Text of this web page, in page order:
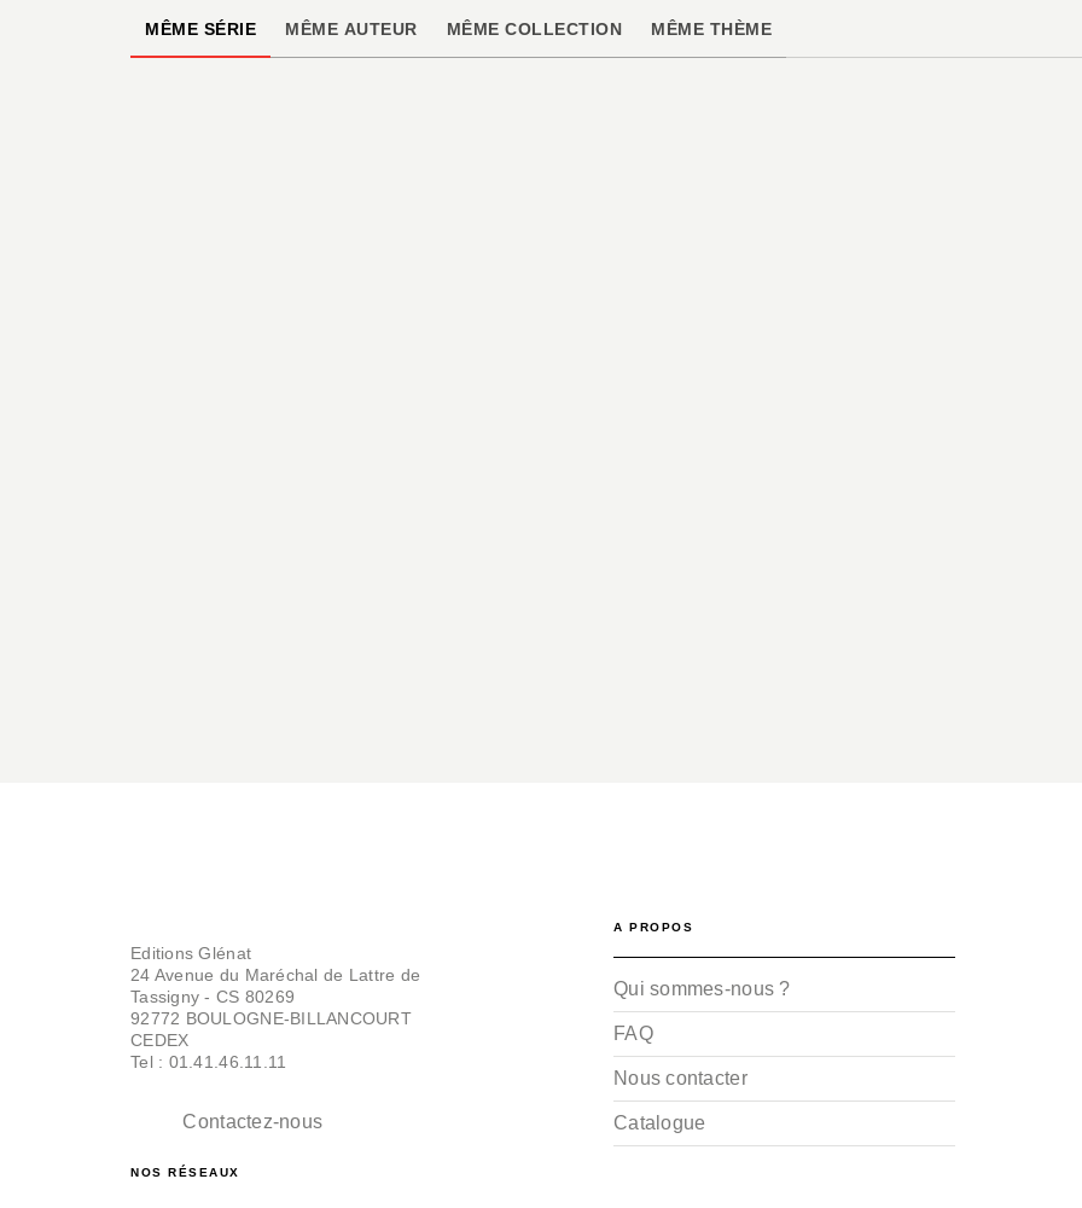
MÊME SÉRIE MÊME AUTEUR MÊME COLLECTION MÊME THÈME
Editions Glénat
24 Avenue du Maréchal de Lattre de
Tassigny - CS 80269
92772 BOULOGNE-BILLANCOURT
CEDEX
Tel : 01.41.46.11.11
Contactez-nous
NOS RÉSEAUX
A PROPOS
Qui sommes-nous ?
FAQ
Nous contacter
Catalogue